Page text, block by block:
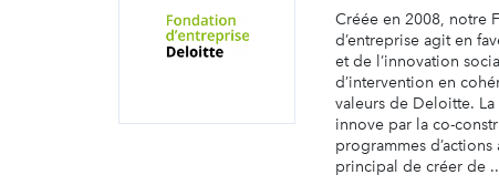
Créée en 2008, notre
d’entreprise agit en
et de l’innovation
d’intervention en
valeurs de Deloitte.
innove par la co-
programmes
principal de créer de